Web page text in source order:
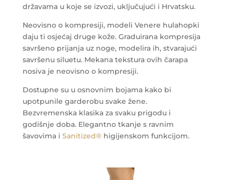
državama u koje se izvozi, uključujući i Hrvatsku.
Neovisno o kompresiji, modeli Venere hulahopki
daju ti osjećaj druge kože. Graduirana kompresija
savršeno prijanja uz noge, modelira ih, stvarajući
savršenu siluetu. Mekana tekstura ovih čarapa
nosiva je neovisno o kompresiji.
Dostupne su u osnovnim bojama kako bi
upotpunile garderobu svake žene.
Bezvremenska klasika za svaku prigodu i
godišnje doba. Elegantno tkanje s ravnim
šavovima i Sanitized®higijenskom funkcijom.